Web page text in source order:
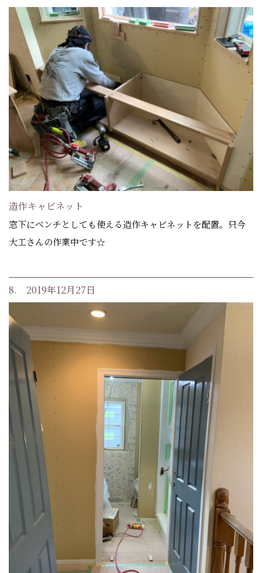
造作キャビネット
窓下にベンチとしても使える造作キャビネットを配置。只今
大工さんの作業中です☆
8. 2019年12月27日